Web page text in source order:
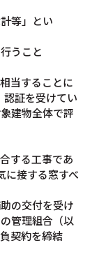
等」とい
うこと
当することに
認証を受けてい
建物全体で評
する工事であ
に接する窓すべ
の交付を受け
管理組合（以
契約を締結